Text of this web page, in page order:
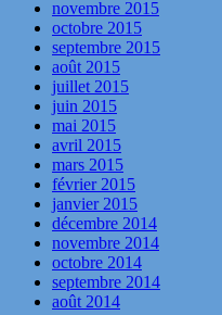
novembre 2015
octobre 2015
septembre 2015
août 2015
juillet 2015
juin 2015
mai 2015
avril 2015
mars 2015
février 2015
janvier 2015
décembre 2014
novembre 2014
octobre 2014
septembre 2014
août 2014